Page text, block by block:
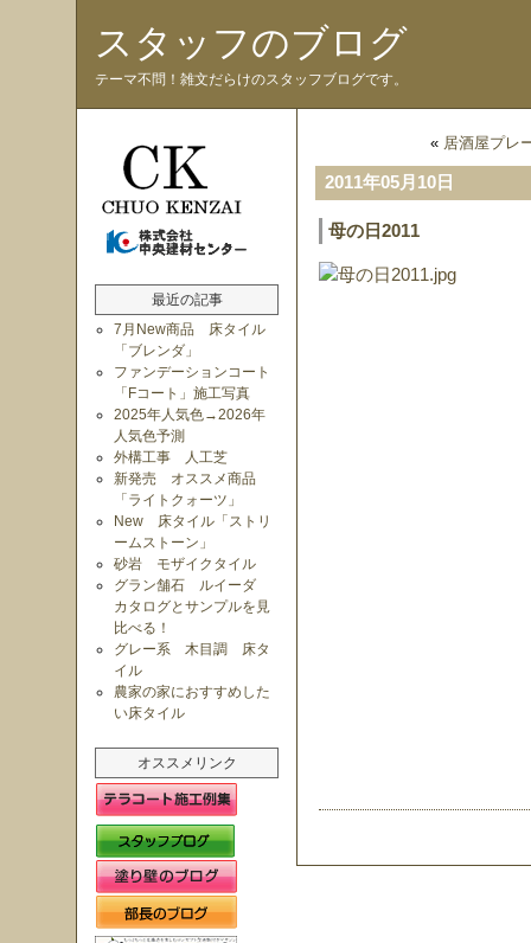
スタッフのブログ
テーマ不問！雑文だらけのスタッフブログです。
最近の記事
7月New商品 床タイル
「ブレンダ」
ファンデーションコート
「Fコート」施工写真
2025年人気色→2026年
人気色予測
外構工事 人工芝
新発売 オススメ商品
「ライトクォーツ」
New 床タイル「ストリ
ームストーン」
砂岩 モザイクタイル
グラン舗石 ルイーダ
カタログとサンプルを見
比べる！
グレー系 木目調 床タ
イル
農家の家におすすめした
い床タイル
オススメリンク
« 居酒屋プレ
2011年05月10日
母の日2011